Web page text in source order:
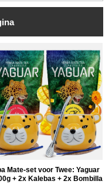
Mate-set voor Twee: Yaguar
+ 2x Kalebas + 2x Bombilla